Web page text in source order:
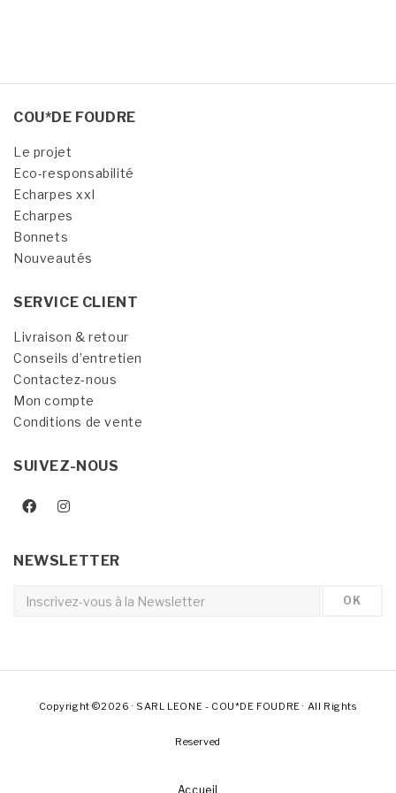
COU*DE FOUDRE
Le projet
Eco-responsabilité
Echarpes xxl
Echarpes
Bonnets
Nouveautés
SERVICE CLIENT
Livraison & retour
Conseils d’entretien
Contactez-nous
Mon compte
Conditions de vente
SUIVEZ-NOUS
NEWSLETTER
Copyright ©2026 · SARL LEONE - COU*DE FOUDRE · All Rights
Reserved
Accueil